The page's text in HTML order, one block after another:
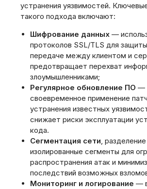
устранения уязвимостей.
такого подхода включают:
Шифрование данных —
протоколов SSL/TLS для
передаче между клиентом и
предотвращает перехват
злоумышленниками;
Регулярное обновление ПО —
своевременное применение
устранения известных
снижает риски эксплуатации
кода.
Сегментация сети,
изолированные сегменты для
распространения атак и
последствий возможных
Мониторинг и логирование —